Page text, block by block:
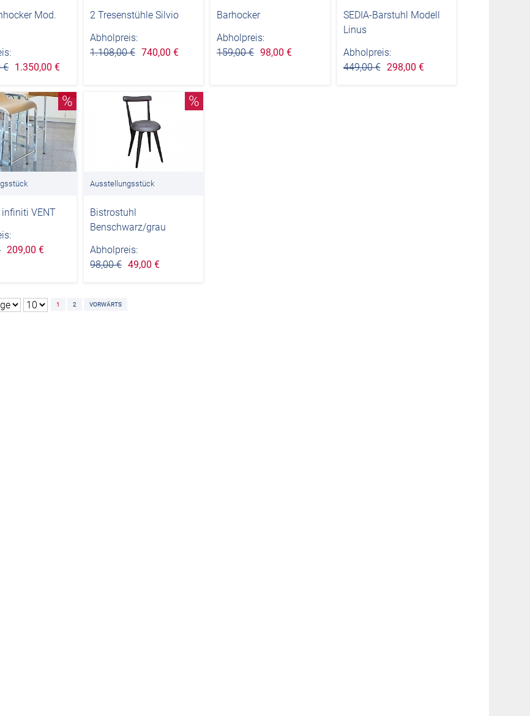
Mod.
€ 1.350,00 €
2 Tresenstühle Silvio
Abholpreis:
1.108,00 € 740,00 €
Barhocker
Abholpreis:
159,00 € 98,00 €
SEDIA-Barstuhl Modell
Linus
Abholpreis:
449,00 € 298,00 €
%
VENT
209,00 €
%
Ausstellungsstück
Bistrostuhl
Benschwarz/grau
Abholpreis:
98,00 € 49,00 €
1 2 VORWÄRTS